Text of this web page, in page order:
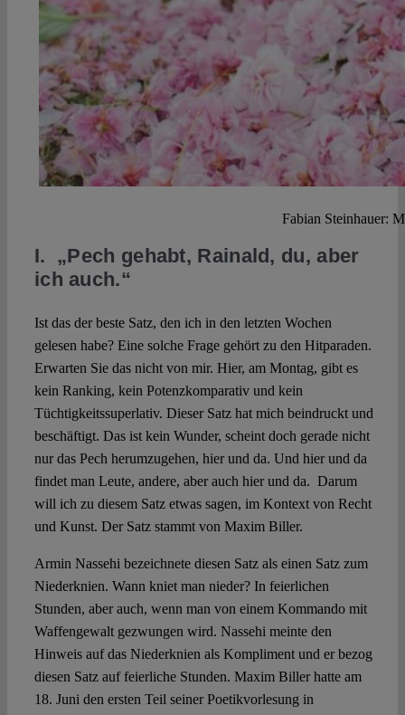
Fabian Steinhauer:
I. „Pech gehabt, Rainald, du, aber
ich auch.“
Ist das der beste Satz, den ich in den letzten Wochen
gelesen habe? Eine solche Frage gehört zu den Hitparaden.
Erwarten Sie das nicht von mir. Hier, am Montag, gibt es
kein Ranking, kein Potenzkomparativ und kein
Tüchtigkeitssuperlativ. Dieser Satz hat mich beindruckt und
beschäftigt. Das ist kein Wunder, scheint doch gerade nicht
nur das Pech herumzugehen, hier und da. Und hier und da
findet man Leute, andere, aber auch hier und da. Darum
will ich zu diesem Satz etwas sagen, im Kontext von Recht
und Kunst. Der Satz stammt von Maxim Biller.
Armin Nassehi bezeichnete diesen Satz als einen Satz zum
Niederknien. Wann kniet man nieder? In feierlichen
Stunden, aber auch, wenn man von einem Kommando mit
Waffengewalt gezwungen wird. Nassehi meinte den
Hinweis auf das Niederknien als Kompliment und er bezog
diesen Satz auf feierliche Stunden. Maxim Biller hatte am
18. Juni den ersten Teil seiner Poetikvorlesung in